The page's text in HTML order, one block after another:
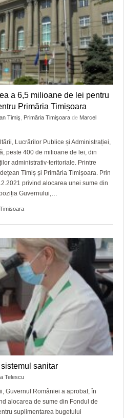
a 6,5 milioane de lei pentru
Primăria Timișoara
Timiş Primăria Timişoara de Marcel
Lucrărilor Publice și Administrației,
peste 400 de milioane de lei, din
administrativ-teritoriale. Printre
Timiș și Primăria Timișoara. Prin
privind alocarea unei sume din
Guvernului,…
sanitar
Telescu
Guvernul României a aprobat, în
alocarea de sume din Fondul de
suplimentarea bugetului